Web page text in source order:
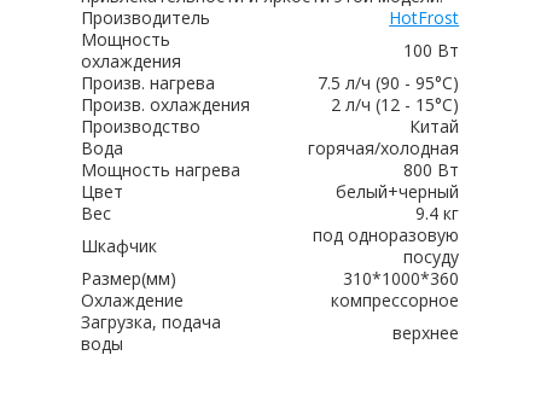
Производитель
HotFrost
Мощность
охлаждения
100 Вт
Произв. нагрева
7.5 л/ч (90 - 95°C)
Произв. охлаждения
2 л/ч (12 - 15°C)
Производство
Китай
Вода
горячая/холодная
Мощность нагрева
800 Вт
Цвет
белый+черный
Вес
9.4 кг
Шкафчик
под одноразовую
посуду
Размер(мм)
310*1000*360
Охлаждение
компрессорное
Загрузка, подача
воды
верхнее